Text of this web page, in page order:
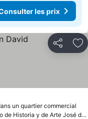
les prix
Partager
un quartier commercial
de Historia y de Arte José de